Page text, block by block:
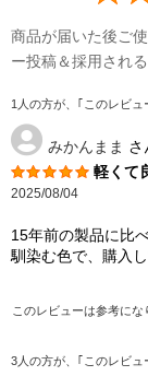
商品が届いた後ご使
ー投稿＆採用される
1人の方が、｢このレビュ
みかんまま さ
軽くて
2025/08/04
15年前の製品に比
馴染む色で、購入
このレビューは参考にな
3人の方が、｢このレビュ